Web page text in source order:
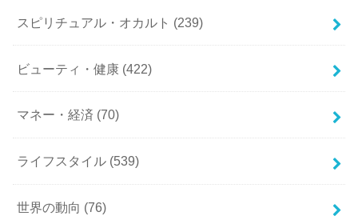
スピリチュアル・オカルト (239)
ビューティ・健康 (422)
マネー・経済 (70)
ライフスタイル (539)
世界の動向 (76)